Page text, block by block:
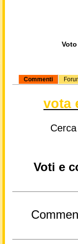
Commenti
vota
Voti e